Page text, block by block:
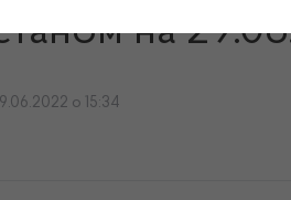
на
о 15:34